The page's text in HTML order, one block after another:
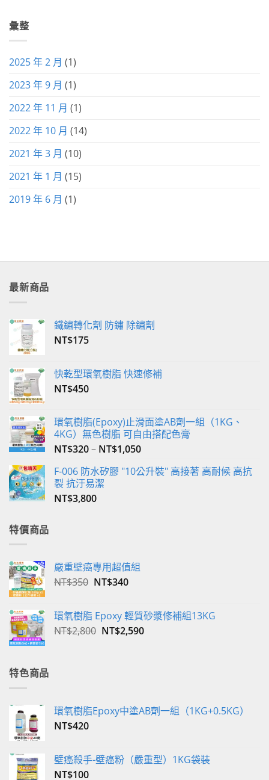
彙整
2025 年 2 月 (1)
2023 年 9 月 (1)
2022 年 11 月 (1)
2022 年 10 月 (14)
2021 年 3 月 (10)
2021 年 1 月 (15)
2019 年 6 月 (1)
最新商品
鐵鏽轉化劑 防鏽 除鏽劑
NT$175
快乾型環氧樹脂 快速修補
NT$450
環氧樹脂(Epoxy)止滑面塗AB劑一組（1KG、
4KG）無色樹脂 可自由搭配色膏
NT$320– NT$1,050
F-006 防水矽膠 "10公升裝" 高接著 高耐候 高抗
裂 抗汙易潔
NT$3,800
特價商品
嚴重壁癌專用超值組
NT$350 原
格：
NT$350。
NT$340目
格：
NT$340。
環氧樹脂 Epoxy 輕質砂漿修補組13KG
NT$2,800 原
NT$2,590目
特色商品
環氧樹脂Epoxy中塗AB劑一組（1KG+0.5KG）
NT$420
壁癌殺手-壁癌粉（嚴重型）1KG袋裝
NT$100